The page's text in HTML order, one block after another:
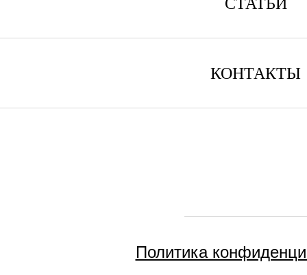
КОНТАКТЫ
Политика